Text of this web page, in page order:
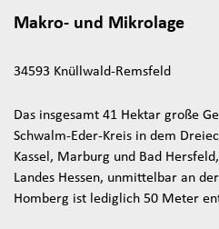
Makro- und Mikrolage
34593 Knüllwald-Remsfeld
Das insgesamt 41 Hektar große
Schwalm-Eder-Kreis in dem
Kassel, Marburg und Bad
Landes Hessen, unmittelbar an
Homberg ist lediglich 50 Meter